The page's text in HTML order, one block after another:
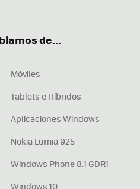
de...
Móviles
Tablets e Híbridos
Aplicaciones Windows
Nokia Lumia 925
Windows Phone 8.1 GDR1
Windows 10